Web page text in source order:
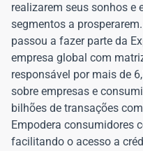
realizarem seus sonhos e
segmentos a
passou a fazer parte da
empresa global com
responsável por mais de
sobre empresas e
bilhões de transações
Empodera consumidores
facilitando o acesso a